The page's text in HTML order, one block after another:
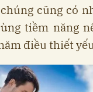
cũng có
tiềm năng
điều thiết